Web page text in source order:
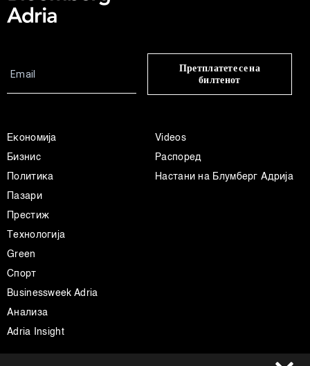
Претплатете се на
билтенот
Економија
Бизнис
Политика
Пазари
Престиж
Технологија
Green
Спорт
Businessweek Adria
Анализа
Adria Insight
Videos
Распоред
Настани на Блумберг Адрија